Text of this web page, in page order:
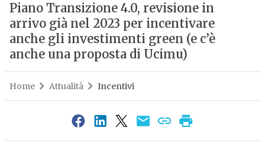
Piano Transizione 4.0, revisione in
arrivo già nel 2023 per incentivare
anche gli investimenti green (e c’è
anche una proposta di Ucimu)
Home Attualità Incentivi